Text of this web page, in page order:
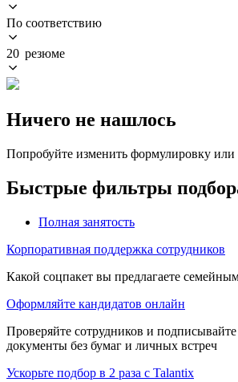
По соответствию
20 резюме
Ничего не нашлось
Попробуйте изменить формулировку
Быстрые фильтры
Полная занятость
Корпоративная поддержка сотрудников
Какой соцпакет вы предлагаете
Оформляйте кандидатов онлайн
Проверяйте сотрудников и
документы без бумаг и личных встреч
Ускорьте подбор в 2 раза с Talantix